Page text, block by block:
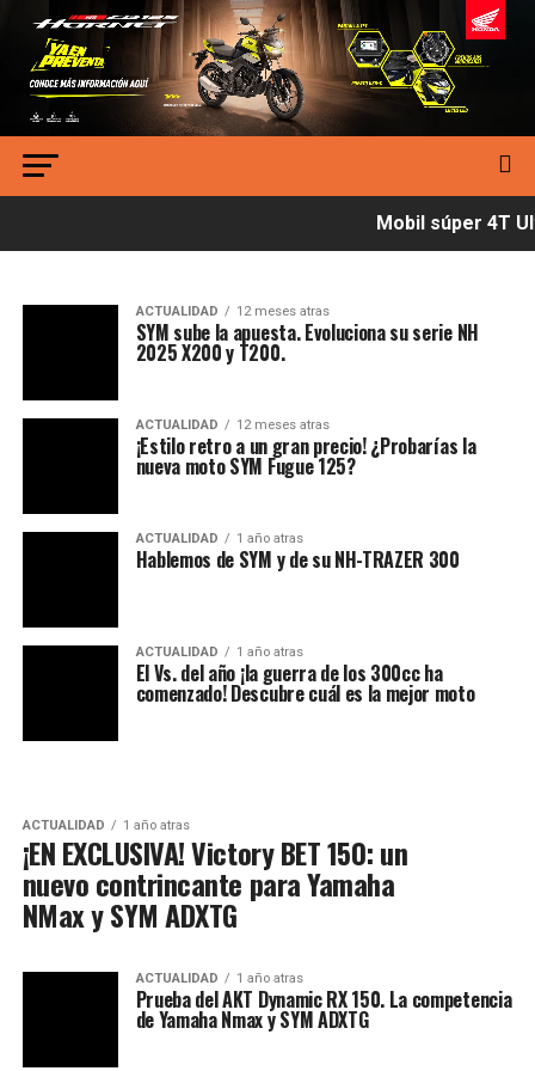
Mobil súper 4T
ACTUALIDAD 12 meses atras
SYM sube la apuesta. Evoluciona su serie NH
2025 X200 y T200.
ACTUALIDAD 12 meses atras
¡Estilo retro a un gran precio! ¿Probarías la
nueva moto SYM Fugue 125?
ACTUALIDAD 1 año atras
Hablemos de SYM y de su NH-TRAZER 300
ACTUALIDAD 1 año atras
El Vs. del año ¡la guerra de los 300cc ha
comenzado! Descubre cuál es la mejor moto
ACTUALIDAD 1 año atras
¡EN EXCLUSIVA! Victory BET 150: un
nuevo contrincante para Yamaha
NMax y SYM ADXTG
ACTUALIDAD 1 año atras
Prueba del AKT Dynamic RX 150. La competencia
de Yamaha Nmax y SYM ADXTG